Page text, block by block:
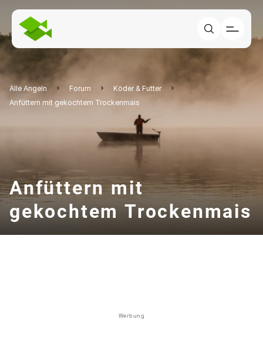
Alle Angeln Forum
Köder & Futter
Anfüttern mit gekochtem Trockenmais
Anfüttern mit
gekochtem Trockenmais
Werbung